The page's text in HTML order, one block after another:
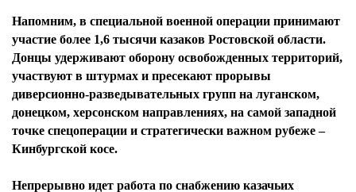
Напомним, в специальной военной операции принимают
участие более 1,6 тысячи казаков Ростовской области.
Донцы удерживают оборону освобожденных территорий,
участвуют в штурмах и пресекают прорывы
диверсионно-разведывательных групп на луганском,
донецком, херсонском направлениях, на самой западной
точке спецоперации и стратегически важном рубеже –
Кинбургской косе.
Непрерывно идет работа по снабжению казачьих